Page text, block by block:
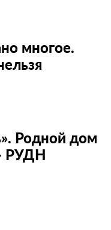
многое.
Родной дом
РУДН